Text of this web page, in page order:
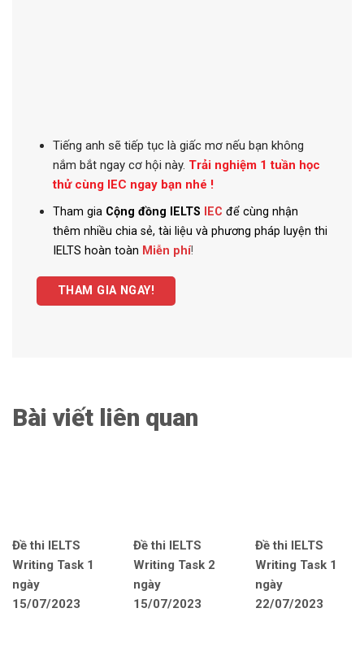
Tiếng anh sẽ tiếp tục là giấc mơ nếu bạn không
nắm bắt ngay cơ hội này. Trải nghiệm 1 tuần học
thử cùng IEC ngay bạn nhé !
Tham gia Cộng đồng IELTS IEC để cùng nhận
thêm nhiều chia sẻ, tài liệu và phương pháp luyện thi
IELTS hoàn toàn Miễn phí!
THAM GIA NGAY!
Bài viết liên quan
Đề thi IELTS
Writing Task 1
ngày
15/07/2023
Đề thi IELTS
Writing Task 2
ngày
15/07/2023
Đề thi IELTS
Writing Task 1
ngày
22/07/2023